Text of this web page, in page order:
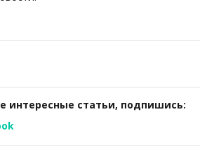
интересные статьи, подпишись: